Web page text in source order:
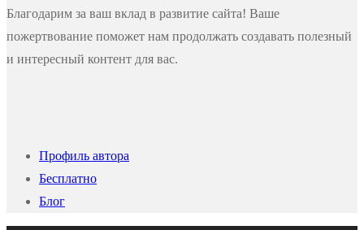
Благодарим за ваш вклад в развитие сайта! Ваше
пожертвование поможет нам продолжать создавать полезный
и интересный контент для вас.
Профиль автора
Бесплатно
Блог